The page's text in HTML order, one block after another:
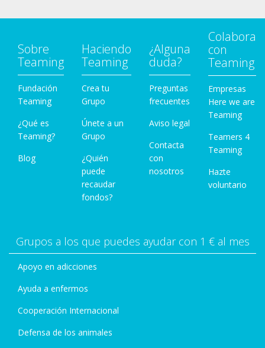
Sobre
Teaming
Fundación
Teaming
¿Qué es
Teaming?
Blog
Haciendo
Teaming
Crea tu
Grupo
Únete a un
Grupo
¿Quién
puede
recaudar
fondos?
¿Alguna
duda?
Preguntas
frecuentes
Aviso legal
Contacta
con
nosotros
Colabora
con
Teaming
Empresas
Here we are
Teaming
Teamers 4
Teaming
Hazte
voluntario
Grupos a los que puedes ayudar con 1 € al mes
Apoyo en adicciones
Ayuda a enfermos
Cooperación Internacional
Defensa de los animales